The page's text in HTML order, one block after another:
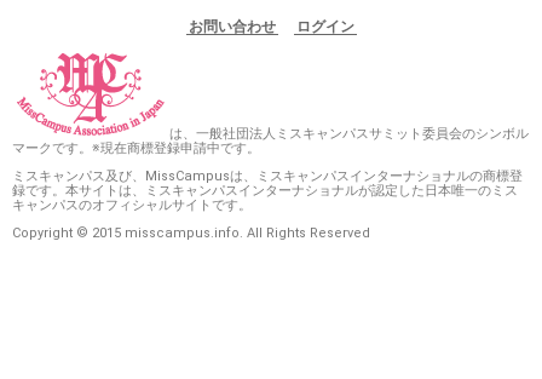
お問い合わせ ログイン
は、一般社団法人ミスキャンパスサミット委員会のシンボル
マークです。※現在商標登録申請中です。
ミスキャンパス及び、MissCampusは、ミスキャンパスインターナショナルの商標登
録です。本サイトは、ミスキャンパスインターナショナルが認定した日本唯一のミス
キャンパスのオフィシャルサイトです。
Copyright © 2015 misscampus.info. All Rights Reserved